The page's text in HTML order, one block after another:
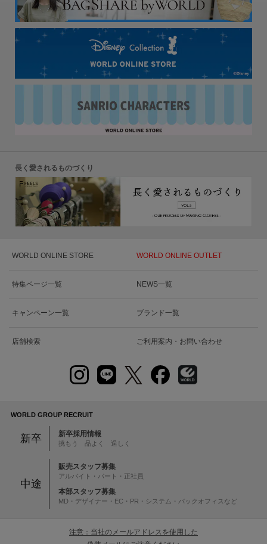
長く愛されるものづくり
WORLD ONLINE STORE WORLD ONLINE OUTLET
特集ページ一覧 NEWS一覧
キャンペーン一覧 ブランド一覧
店舗検索 ご利用案内・お問い合わせ
WORLD GROUP RECRUIT
新卒 新卒採用情報
挑もう 品よく 逞しく
中途
販売スタッフ募集
アルバイト・パート・正社員
本部スタッフ募集
MD・デザイナー・EC・PR・システム・バックオフィスなど
注意：当社のメールアドレスを使用した